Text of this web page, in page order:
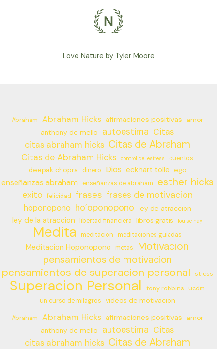
Love Nature by Tyler Moore
Abraham Abraham Hicks afirmaciones positivas
amor
anthony de mello
autoestima Citas
citas abraham hicks Citas de Abraham
Citas de Abraham Hicks control del estress cuentos
deepak chopra dinero Dios eckhart tolle ego
enseñanzas abraham enseñanzas de abraham esther hicks
exito felicidad frases frases de motivacion
hoponopono ho’oponopono ley de atraccion
ley de la atraccion libertad financiera libros gratis louise hay
Medita meditacion meditaciones guiadas
Meditacion Hoponopono metas Motivacion
pensamientos de motivacion
pensamientos de superacion personal stress
Superacion Personal tony robbins
ucdm
un curso de milagros
videos de motivacion
Abraham Abraham Hicks afirmaciones positivas
amor
anthony de mello
autoestima Citas
citas abraham hicks Citas de Abraham